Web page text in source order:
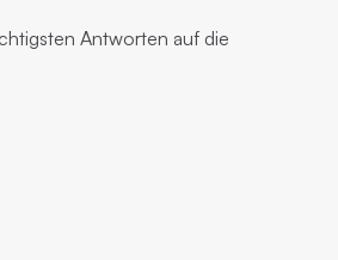
Antworten auf die